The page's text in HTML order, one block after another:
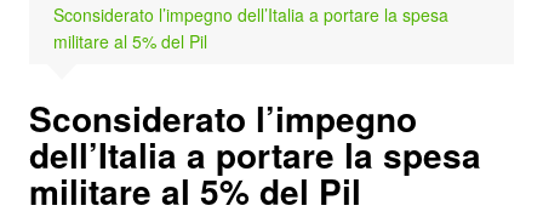
Sconsiderato l’impegno dell’Italia a portare la spesa
militare al 5% del Pil
Sconsiderato l’impegno
dell’Italia a portare la spesa
militare al 5% del Pil